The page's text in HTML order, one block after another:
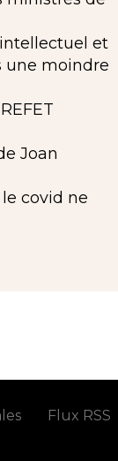
et
une moindre
Joan
covid ne
Flux RSS